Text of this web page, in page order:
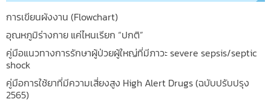
การเขียนผังงาน (Flowchart)
อุณหภูมิร่างกาย แค่ไหนเรียก “ปกติ”
คู่มือแนวทางการรักษาผู้ป่วยผู้ใหญ่ที่มีภาวะ severe sepsis/septic
shock
คู่มือการใช้ยาที่มีความเสี่ยงสูง High Alert Drugs (ฉบับปรับปรุง
2565)